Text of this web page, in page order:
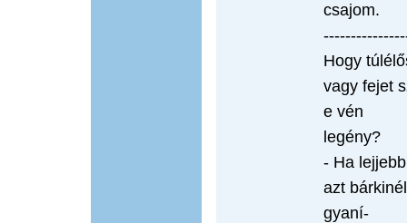
csajom.
Hogy
vagy fejet
e vén
legény?
- Ha
azt
gyaní-